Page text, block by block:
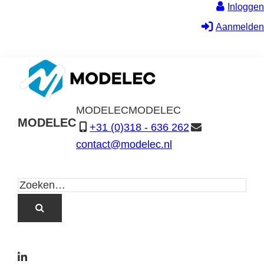
Inloggen
Aanmelden
MODELEC
MODELECMODELEC
+31 (0)318 - 636 262
contact@modelec.nl
L